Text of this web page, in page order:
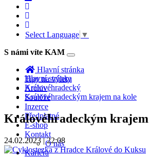
Select Language ▼
S námi víte KAM
Toggle
navigation
Hlavní stránka
Tipy na výlety
Archiv
Soutěže
Inzerce
Předplatné
E-shop
Kontakt
O nás
Kariéra
Hlavní stránka
Královéhradecký
Královéhradeckým krajem na kole
Královéhradeckým krajem
24.02.2023 | 22:08